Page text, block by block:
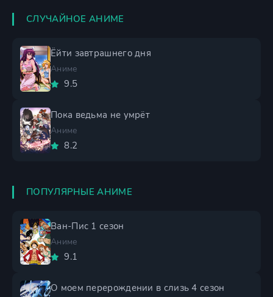
СЛУЧАЙНОЕ АНИМЕ
Ёйти завтрашнего дня
Аниме
9.5
Пока ведьма не умрёт
Аниме
8.2
ПОПУЛЯРНЫЕ АНИМЕ
Ван-Пис 1 сезон
Аниме
9.1
О моем перерождении в слизь 4 сезон